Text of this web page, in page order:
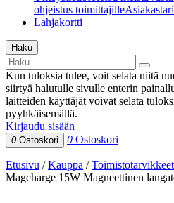
ohjeistus toimittajille
Lahjakortti
Haku
Kun tuloksia tulee, voit selata niitä
siirtyä halutulle sivulle enterin
laitteiden käyttäjät voivat selata
pyyhkäisemällä.
Kirjaudu sisään
0 Ostoskori 0 Ostoskori
Etusivu /Kauppa /Toimistotarvikkeet
Magcharge 15W Magneettinen